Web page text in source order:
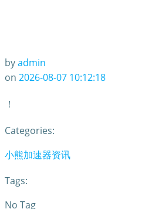
byadmin
on 2026-08-07 10:12:18
！
Categories:
小熊加速器资讯
Tags:
No Tag